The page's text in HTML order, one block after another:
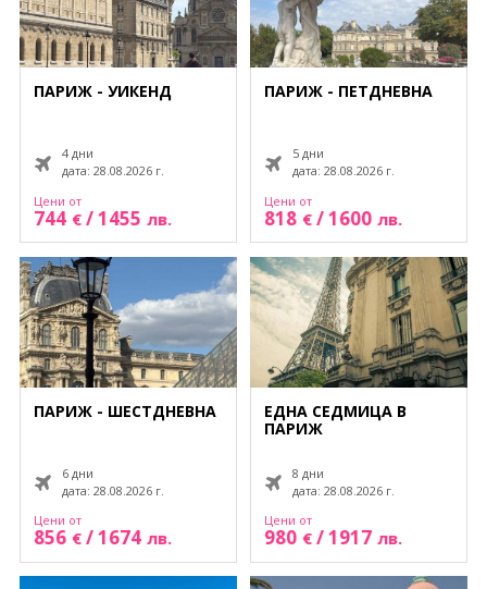
ПАРИЖ - УИКЕНД
4 дни
дата: 28.08.2026 г.
Цени от
744 €/1455 лв.
ПАРИЖ - ПЕТДНЕВНА
5 дни
дата: 28.08.2026 г.
Цени от
818 € /1600 лв.
ПАРИЖ - ШЕСТДНЕВНА
6 дни
дата: 28.08.2026 г.
Цени от
856 €/1674 лв.
ЕДНА СЕДМИЦА В
ПАРИЖ
8 дни
дата: 28.08.2026 г.
Цени от
980 € /1917 лв.